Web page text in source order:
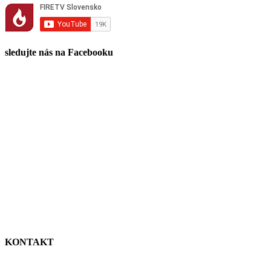
sledujte nás na Facebooku
KONTAKT